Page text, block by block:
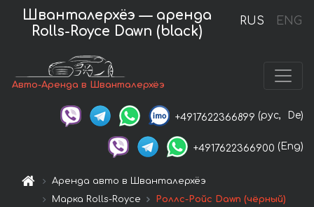
RUS ENG
Шванталерхёэ — аренда
Rolls-Royce Dawn (black)
Авто-Аренда в Шванталерхёэ
+4917622366899 (рус, De)
+4917622366900 (Eng)
Аренда авто в Шванталерхёэ
Марка Rolls-Royce
Роллс-Ройс Dawn (чёрный)